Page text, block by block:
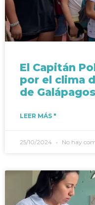
El Capitán
por el clima
de Galápagos
LEER MÁS "
25/10/2024 No hay